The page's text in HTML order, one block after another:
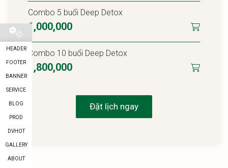
Combo 5 buổi Deep Detox
1,000,000
Combo 10 buổi Deep Detox
1,800,000
Đặt lịch ngay
HEADER
FOOTER
BANNER
SERVICE
BLOG
PROD
DVHOT
GALLERY
ABOUT